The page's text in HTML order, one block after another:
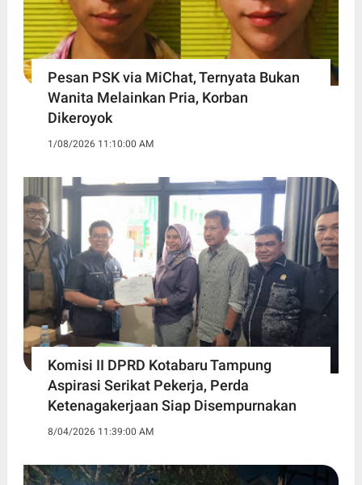
Pesan PSK via MiChat, Ternyata Bukan
Wanita Melainkan Pria, Korban
Dikeroyok
1/08/2026 11:10:00 AM
Komisi II DPRD Kotabaru Tampung
Aspirasi Serikat Pekerja, Perda
Ketenagakerjaan Siap Disempurnakan
8/04/2026 11:39:00 AM